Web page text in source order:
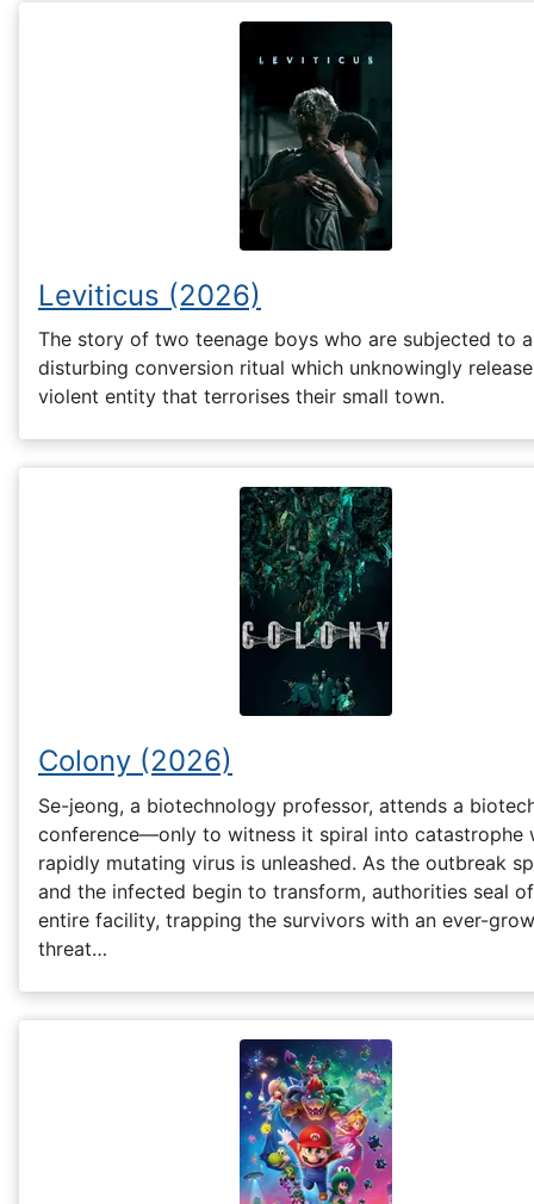
Leviticus (2026)
The story of two teenage boys who are subjected to a
disturbing conversion ritual which unknowingly
violent entity that terrorises their small town.
Colony (2026)
Se-jeong, a biotechnology professor, attends a
conference—only to witness it spiral into catastrophe
rapidly mutating virus is unleashed. As the outbreak
and the infected begin to transform, authorities seal
entire facility, trapping the survivors with an ever-
threat…